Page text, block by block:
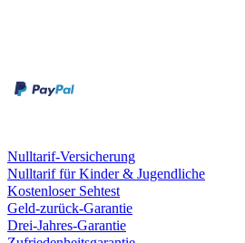
Nulltarif-Versicherung
Nulltarif für Kinder & Jugendliche
Kostenloser Sehtest
Geld-zurück-Garantie
Drei-Jahres-Garantie